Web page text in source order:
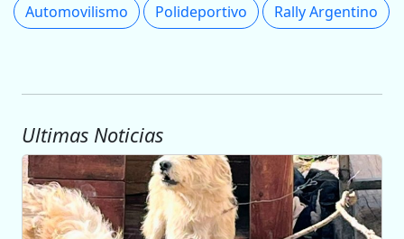
Automovilismo Polideportivo Rally Argentino
Ultimas Noticias